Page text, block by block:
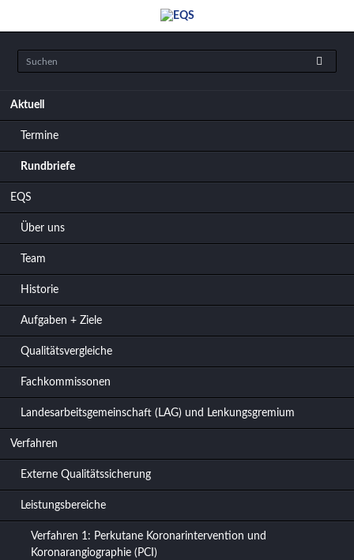
Navigation
Aktuell
Termine
Rundbriefe
EQS
Über uns
Team
Historie
Aufgaben + Ziele
Qualitätsvergleiche
Fachkommissonen
Landesarbeitsgemeinschaft (LAG) und Lenkungsgremium
Verfahren
Externe Qualitätssicherung
Leistungsbereiche
Verfahren 1: Perkutane Koronarintervention und
Koronarangiographie (PCI)